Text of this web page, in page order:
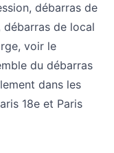
, débarras de
débarras de local
voir le
du débarras
dans les
18e et Paris